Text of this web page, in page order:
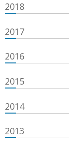
2018
2017
2016
2015
2014
2013